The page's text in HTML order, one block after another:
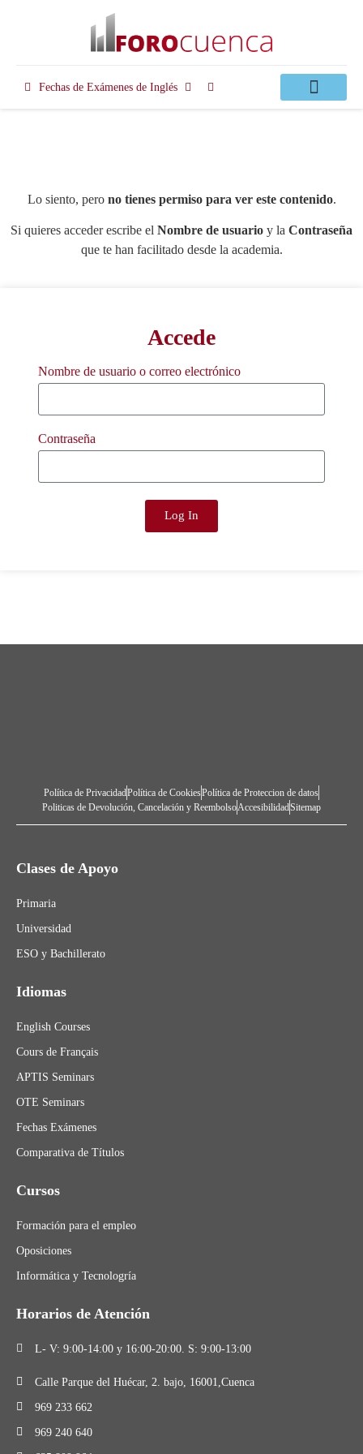
Fechas de Exámenes de Inglés
Lo siento, perono tienes permiso para ver este contenido.
Si quieres acceder escribe el Nombre de usuario y la Contraseña
que te han facilitado desde la academia.
Accede
Nombre de usuario o correo electrónico
Contraseña
Log In
Política de PrivacidadPolítica de CookiesPolítica de Proteccion de datos
Politicas de Devolución, Cancelación y ReembolsoAccesibilidadSitemap
Clases de Apoyo
Primaria
Universidad
ESO y Bachillerato
Idiomas
English Courses
Cours de Français
APTIS Seminars
OTE Seminars
Fechas Exámenes
Comparativa de Títulos
Cursos
Formación para el empleo
Oposiciones
Informática y Tecnologría
Horarios de Atención
L- V: 9:00-14:00 y 16:00-20:00. S: 9:00-13:00
Calle Parque del Huécar, 2. bajo, 16001,Cuenca
969 233 662
969 240 640